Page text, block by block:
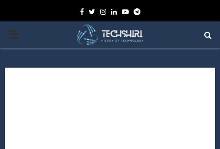
Facebook
TwitterInstagram
Linkedin
YoutubeTelegram
PRIMARY